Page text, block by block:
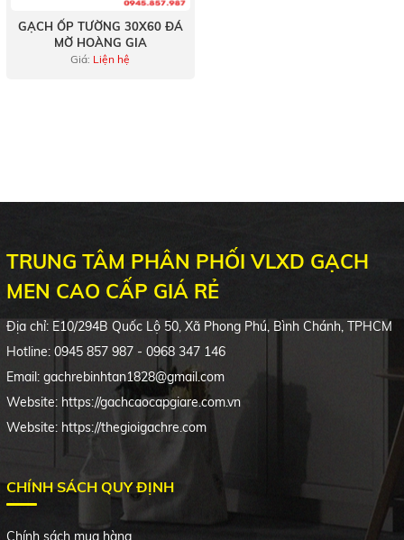
GẠCH ỐP TƯỜNG 30X60 ĐÁ
MỜ HOÀNG GIA
Giá: Liện hệ
TRUNG TÂM PHÂN PHỐI VLXD GẠCH
MEN CAO CẤP GIÁ RẺ
Địa chỉ: E10/294B Quốc Lộ 50, Xã Phong Phú, Bình Chánh, TPHCM
Hotline: 0945 857 987 - 0968 347 146
Email: gachrebinhtan1828@gmail.com
Website: https://gachcaocapgiare.com.vn
Website: https://thegioigachre.com
CHÍNH SÁCH QUY ĐỊNH
Chính sách mua hàng